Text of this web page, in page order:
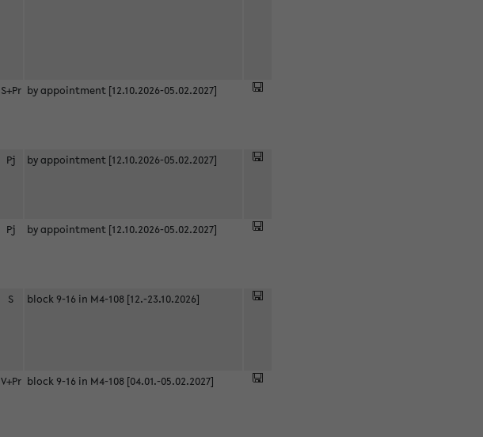
S+Pr by appointment [12.10.2026-05.02.2027]
Pj by appointment [12.10.2026-05.02.2027]
Pj by appointment [12.10.2026-05.02.2027]
S block 9-16 in M4-108 [12.-23.10.2026]
V+Pr block 9-16 in M4-108 [04.01.-05.02.2027]